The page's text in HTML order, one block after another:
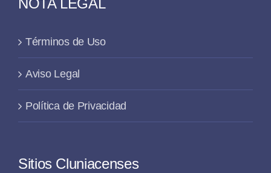
NOTA LEGAL
Términos de Uso
Aviso Legal
Política de Privacidad
Sitios Cluniacenses